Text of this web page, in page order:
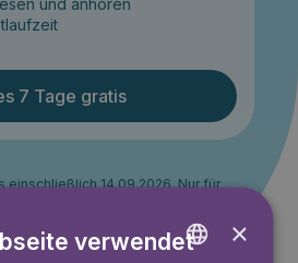
und anhören
7 Tage gratis
einschließlich 14.09.2026. Nur für
×
verwendet